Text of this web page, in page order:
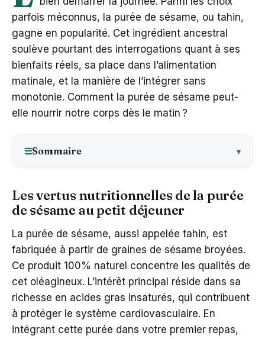
parfois méconnus, la purée de sésame, ou tahin,
gagne en popularité. Cet ingrédient ancestral
soulève pourtant des interrogations quant à ses
bienfaits réels, sa place dans l’alimentation
matinale, et la manière de l’intégrer sans
monotonie. Comment la purée de sésame peut-
elle nourrir notre corps dès le matin ?
☰Sommaire
Les vertus nutritionnelles de la purée
de sésame au petit déjeuner
La purée de sésame, aussi appelée tahin, est
fabriquée à partir de graines de sésame broyées.
Ce produit 100% naturel concentre les qualités de
cet oléagineux. L’intérêt principal réside dans sa
richesse en acides gras insaturés, qui contribuent
à protéger le système cardiovasculaire. En
intégrant cette purée dans votre premier repas,